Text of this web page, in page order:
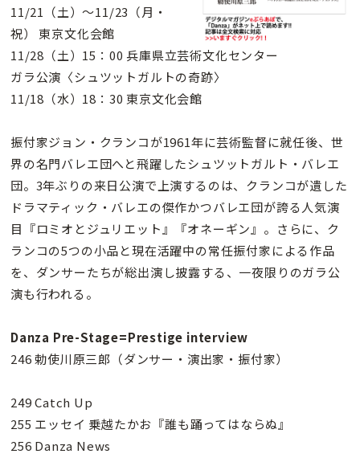
11/21（土）〜11/23（月・
祝） 東京文化会館
11/28（土）15：00 兵庫県立芸術文化センター
ガラ公演〈シュツットガルトの奇跡〉
11/18（水）18：30 東京文化会館
振付家ジョン・クランコが1961年に芸術監督に就任後、世
界の名門バレエ団へと飛躍したシュツットガルト・バレエ
団。3年ぶりの来日公演で上演するのは、クランコが遺した
ドラマティック・バレエの傑作かつバレエ団が誇る人気演
目『ロミオとジュリエット』『オネーギン』。さらに、ク
ランコの5つの小品と現在活躍中の常任振付家による作品
を、ダンサーたちが総出演し披露する、一夜限りのガラ公
演も行われる。
Danza Pre-Stage=Prestige interview
246 勅使川原三郎（ダンサー・演出家・振付家）
249 Catch Up
255 エッセイ 乗越たかお『誰も踊ってはならぬ』
256 Danza News